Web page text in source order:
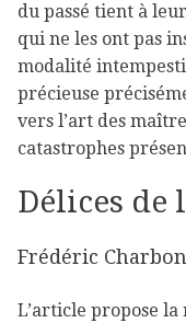
du passé tient à
qui ne les ont pas
modalité
précieuse
vers l’art des
catastrophes
Délices de
Frédéric
L’article propose